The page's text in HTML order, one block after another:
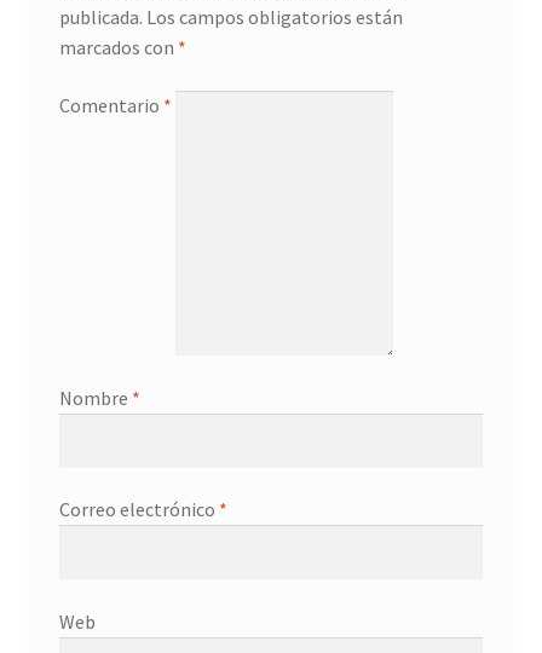
publicada. Los campos obligatorios están
marcados con *
Comentario *
Nombre *
Correo electrónico *
Web